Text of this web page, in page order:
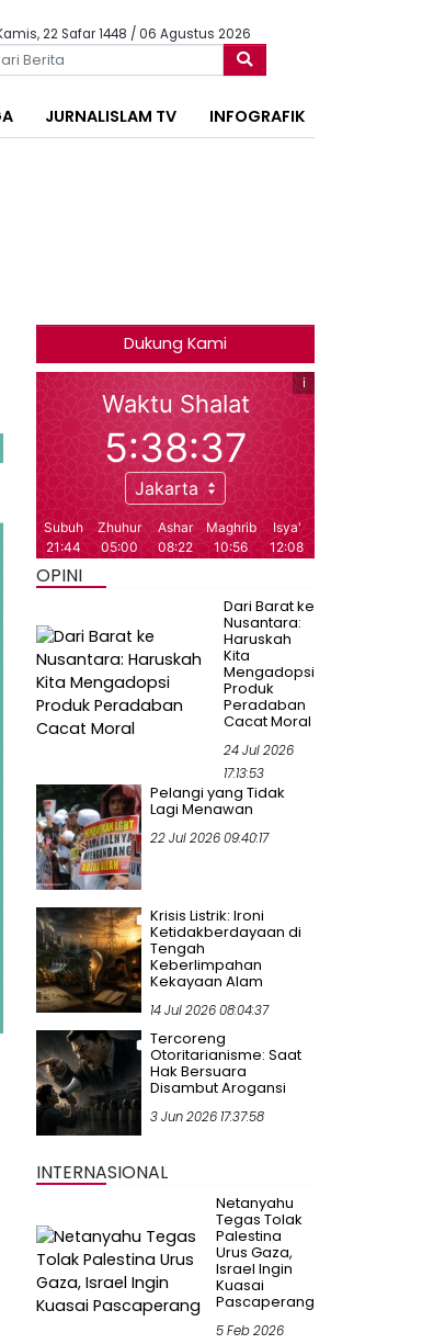
22 Safar 1448 / 06 Agustus 2026
JURNALISLAM TV INFOGRAFIK
Dukung Kami
OPINI
Dari Barat ke
Nusantara:
Haruskah
Kita
Mengadopsi
Produk
Peradaban
Cacat Moral
24 Jul 2026
17:13:53
Pelangi yang Tidak
Lagi Menawan
22 Jul 2026 09:40:17
Krisis Listrik: Ironi
Ketidakberdayaan di
Tengah
Keberlimpahan
Kekayaan Alam
14 Jul 2026 08:04:37
Tercoreng
Otoritarianisme: Saat
Hak Bersuara
Disambut Arogansi
3 Jun 2026 17:37:58
INTERNASIONAL
Netanyahu
Tegas Tolak
Palestina
Urus Gaza,
Israel Ingin
Kuasai
Pascaperang
5 Feb 2026